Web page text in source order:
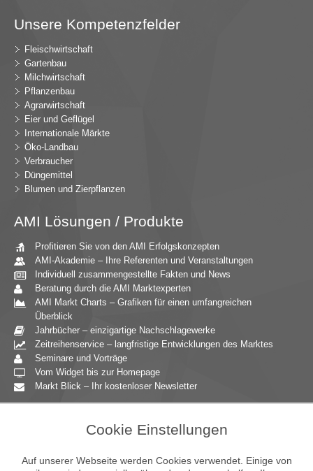
Unsere Kompetenzfelder
Fleischwirtschaft
Gartenbau
Milchwirtschaft
Pflanzenbau
Agrarwirtschaft
Eier und Geflügel
Internationale Märkte
Öko-Landbau
Verbraucher
Düngemittel
Blumen und Zierpflanzen
AMI Lösungen / Produkte
Profitieren Sie von den AMI Erfolgskonzepten
AMI-Akademie – Ihre Referenten und Veranstaltungen
Individuell zusammengestellte Fakten und News
Beratung durch die AMI Marktexperten
AMI Markt Charts – Grafiken für einen umfangreichen
Überblick
Jahrbücher – einzigartige Nachschlagewerke
Zeitreihenservice – langfristige Entwicklungen des Marktes
Seminare und Vorträge
Vom Widget bis zur Homepage
Markt Blick – Ihr kostenloser Newsletter
Unternehmensberatung
Cookie Einstellungen
Auf unserer Webseite werden Cookies verwendet. Einige von